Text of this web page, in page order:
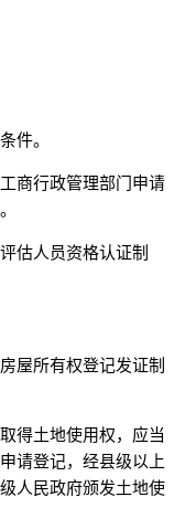
件。
商行政管理部门申请
估人员资格认证制
屋所有权登记发证制
得土地使用权，应当
请登记，经县级以上
人民政府颁发土地使